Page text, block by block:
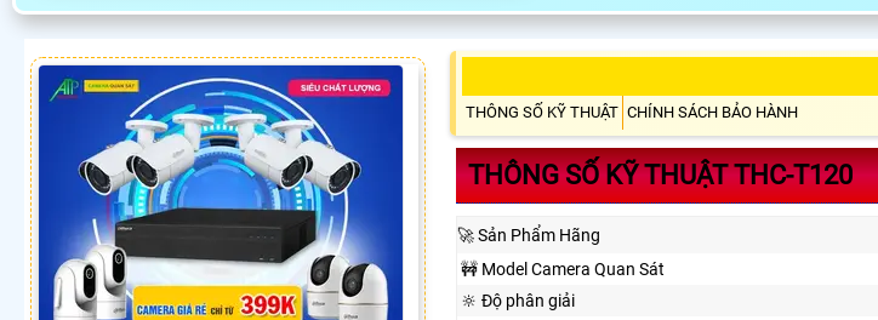
THÔNG SỐ KỸ THUẬT CHÍNH SÁCH BẢO HÀNH
THÔNG SỐ KỸ THUẬT THC-T120
🚀 Sản Phẩm Hãng
🚧 Model Camera Quan Sát
🔆 Độ phân giải